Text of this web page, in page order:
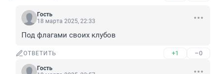
Гость
18 марта 2025, 22:33
Под флагами своих клубов
ОТВЕТИТЬ +1 –0
Гость